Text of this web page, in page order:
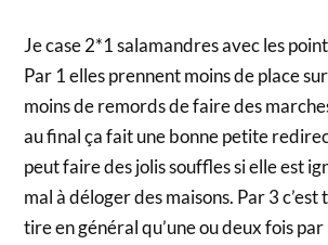
Je case 2*1 salamandres avec les
Par 1 elles prennent moins de place
moins de remords de faire des
au final ça fait une bonne petite
peut faire des jolis souffles si elle est
mal à déloger des maisons. Par 3 c’est
tire en général qu’une ou deux fois par